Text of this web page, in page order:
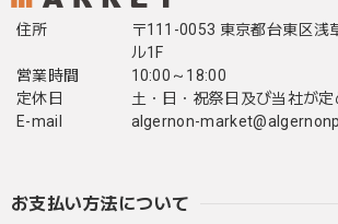
住所
〒111-0053 東京都台東区浅
ル1F
営業時間
10:00～18:00
定休日
土・日・祝祭日及び当社が定
E-mail
algernon-
お支払い方法について